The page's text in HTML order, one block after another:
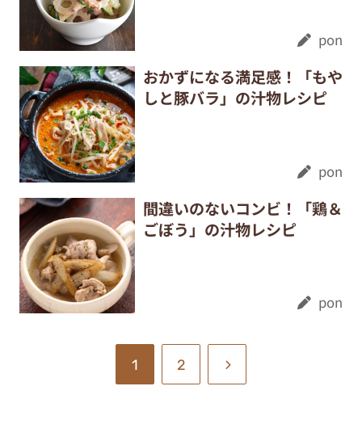
pon
おかずになる満足感！「もや
しと豚バラ」の汁物レシピ
pon
間違いのないコンビ！「鶏＆
ごぼう」の汁物レシピ
pon
1 2